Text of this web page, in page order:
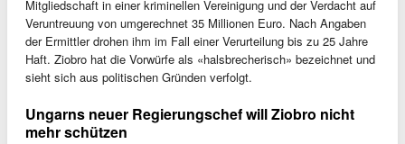
Mitgliedschaft in einer kriminellen Vereinigung und der Verdacht auf
Veruntreuung von umgerechnet 35 Millionen Euro. Nach Angaben
der Ermittler drohen ihm im Fall einer Verurteilung bis zu 25 Jahre
Haft. Ziobro hat die Vorwürfe als «halsbrecherisch» bezeichnet und
sieht sich aus politischen Gründen verfolgt.
Ungarns neuer Regierungschef will Ziobro nicht
mehr schützen